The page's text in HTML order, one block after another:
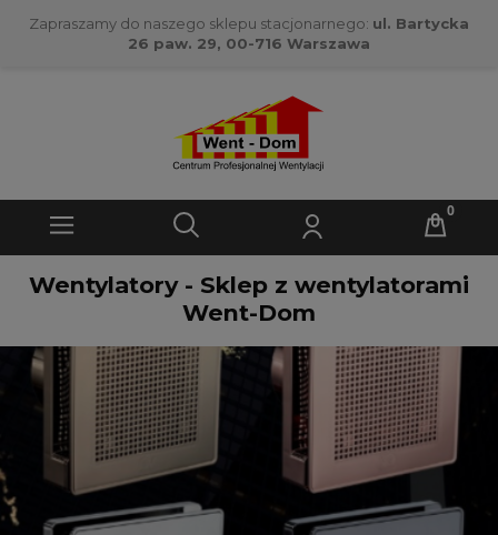
Zapraszamy do naszego sklepu stacjonarnego: ul. Bartycka
26 paw. 29, 00-716 Warszawa
Wentylatory - Sklep z wentylatorami
Went-Dom